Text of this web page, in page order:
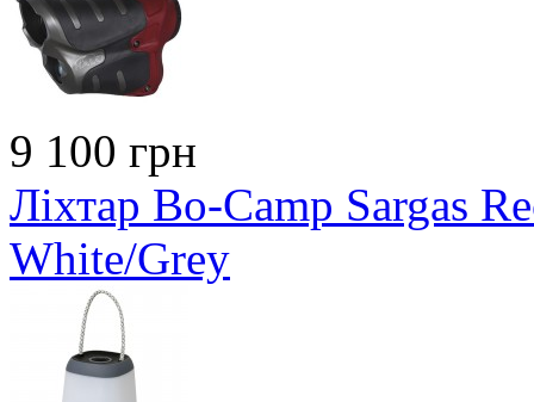
9 100 грн
Ліхтар Bo-Camp Sargas
White/Grey